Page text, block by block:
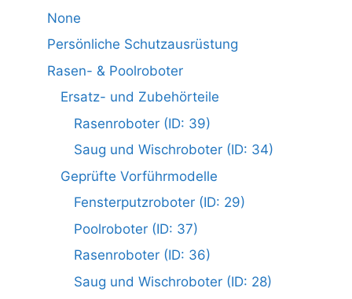
None
Persönliche Schutzausrüstung
Rasen- & Poolroboter
Ersatz- und Zubehörteile
Rasenroboter (ID: 39)
Saug und Wischroboter (ID: 34)
Geprüfte Vorführmodelle
Fensterputzroboter (ID: 29)
Poolroboter (ID: 37)
Rasenroboter (ID: 36)
Saug und Wischroboter (ID: 28)